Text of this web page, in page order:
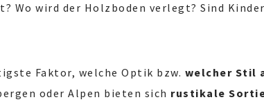
Wo wird der Holzboden verlegt? Sind
Faktor, welche Optik bzw. welcher Stil
oder Alpen bieten sich rustikale